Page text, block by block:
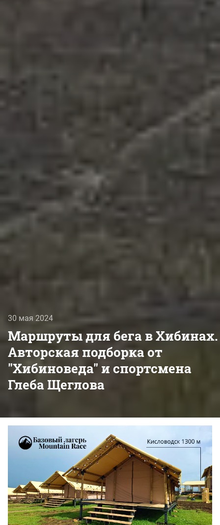
30 мая 2024
Маршруты для бега в Хибинах.
Авторская подборка от
"Хибиноведа" и спортсмена
Глеба Щеглова